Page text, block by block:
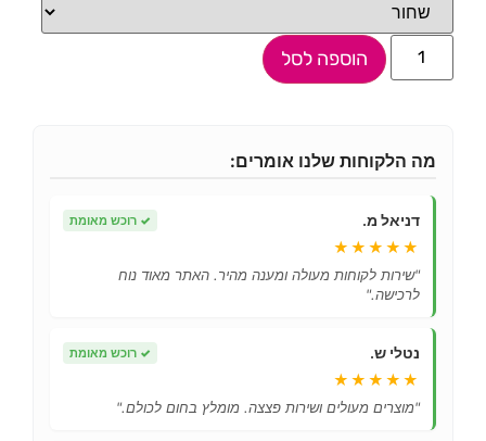
הוספה לסל
מה הלקוחות שלנו אומרים:
דניאל מ. ✓ רוכש מאומת
★★★★★
"שירות לקוחות מעולה ומענה מהיר. האתר מאוד נוח
לרכישה."
נטלי ש. ✓ רוכש מאומת
★★★★★
"מוצרים מעולים ושירות פצצה. מומלץ בחום לכולם."